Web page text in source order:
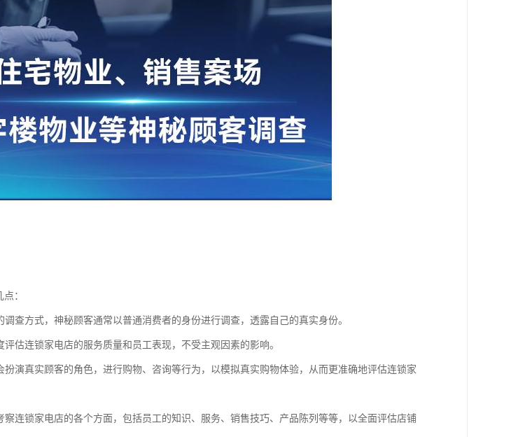
：
查方式，神秘顾客通常以普通消费者的身份进行调查，透露自己的真实身份。
估连锁家电店的服务质量和员工表现，不受主观因素的影响。
演真实顾客的角色，进行购物、咨询等行为，以模拟真实购物体验，从而更准确地评估连锁家
连锁家电店的各个方面，包括员工的知识、服务、销售技巧、产品陈列等等，以全面评估店铺